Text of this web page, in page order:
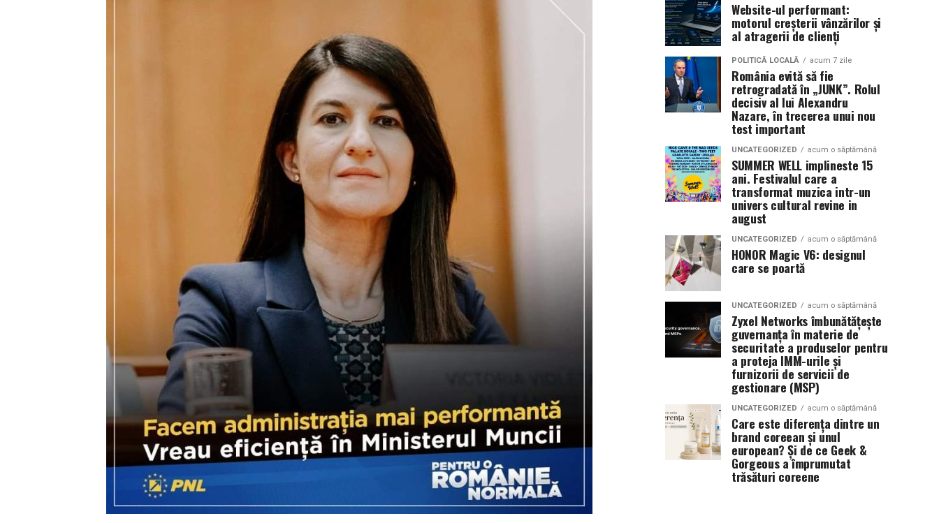
Website-ul performant:
motorul creșterii vânzărilor și
al atragerii de clienți
POLITICĂ LOCALĂ acum 7 zile
România evită să fie
retrogradată în „JUNK”. Rolul
decisiv al lui Alexandru
Nazare, în trecerea unui nou
test important
UNCATEGORIZED acum o săptămână
SUMMER WELL implineste 15
ani. Festivalul care a
transformat muzica intr-un
univers cultural revine in
august
UNCATEGORIZED acum o săptămână
HONOR Magic V6: designul
care se poartă
UNCATEGORIZED acum o săptămână
Zyxel Networks îmbunătățește
guvernanța în materie de
securitate a produselor pentru
a proteja IMM-urile și
furnizorii de servicii de
gestionare (MSP)
UNCATEGORIZED acum o săptămână
Care este diferența dintre un
brand coreean și unul
european? Și de ce Geek &
Gorgeous a împrumutat
trăsături coreene